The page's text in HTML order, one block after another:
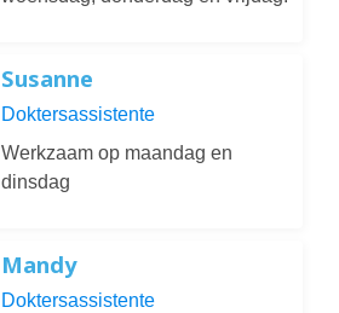
Susanne
Doktersassistente
Werkzaam op maandag en
dinsdag
Mandy
Doktersassistente